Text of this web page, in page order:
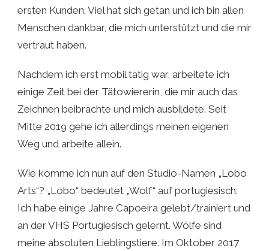
ersten Kunden. Viel hat sich getan und ich bin allen
Menschen dankbar, die mich unterstützt und die mir
vertraut haben.
Nachdem ich erst mobil tätig war, arbeitete ich
einige Zeit bei der Tätowiererin, die mir auch das
Zeichnen beibrachte und mich ausbildete. Seit
Mitte 2019 gehe ich allerdings meinen eigenen
Weg und arbeite allein.
Wie komme ich nun auf den Studio-Namen „Lobo
Arts“? „Lobo“ bedeutet „Wolf“ auf portugiesisch.
Ich habe einige Jahre Capoeira gelebt/trainiert und
an der VHS Portugiesisch gelernt. Wölfe sind
meine absoluten Lieblingstiere. Im Oktober 2017